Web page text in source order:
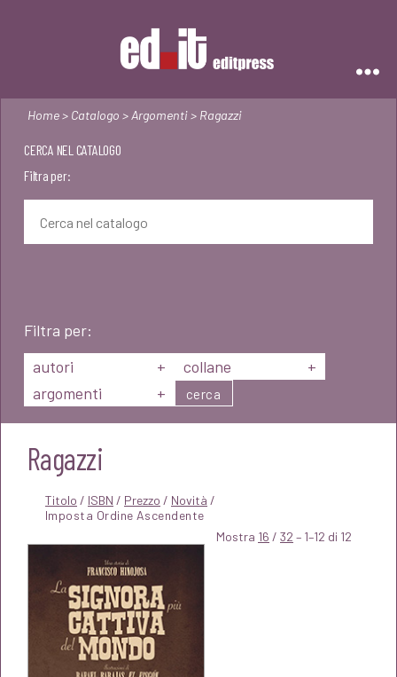
Home> Catalogo > Argomenti> Ragazzi
CERCA NEL CATALOGO
Filtra per:
Filtra per:
autori
+ collane
+
argomenti
+ cerca
Ragazzi
Titolo / ISBN / Prezzo / Novità /
Mostra 16 / 32 – 1–12 di 12